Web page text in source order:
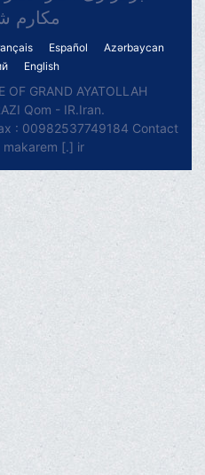
مکارم
Español
Azərbaycan
English
OF GRAND AYATOLLAH
Qom - IR.Iran.
: 00982537749184 Contact
makarem [.] ir